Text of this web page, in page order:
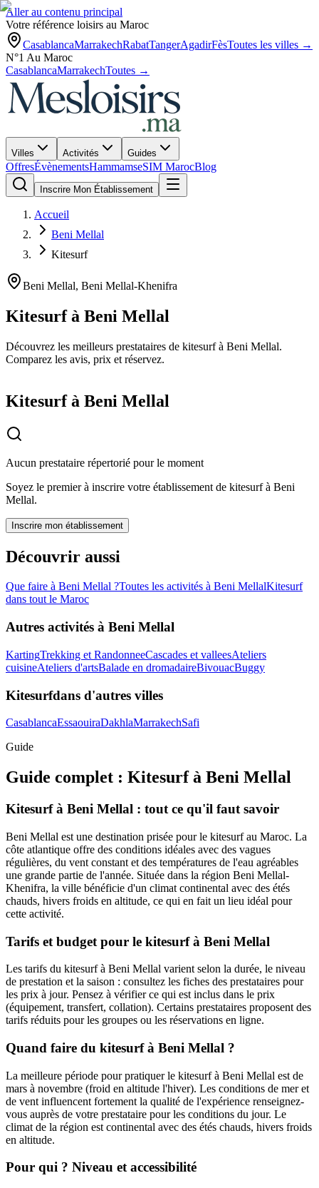
Aller au contenu principal
Votre référence loisirs au Maroc
CasablancaMarrakechRabatTangerAgadirFèsToutes les villes →
N°1 Au Maroc
CasablancaMarrakechToutes →
Villes Activités Guides
OffresÉvènementsHammamseSIM MarocBlog
Inscrire Mon Établissement
Accueil
Beni Mellal
Kitesurf
Beni Mellal, Beni Mellal-Khenifra
Kitesurfà Beni Mellal
Découvrez les meilleurs prestataires de kitesurf à Beni Mellal.
Comparez les avis, prix et réservez.
Kitesurf à Beni Mellal
Aucun prestataire répertorié pour le moment
Soyez le premier à inscrire votre établissement de kitesurfà Beni
Mellal.
Inscrire mon établissement
Découvrir aussi
Que faire à Beni Mellal ?Toutes les activités à Beni MellalKitesurf
dans tout le Maroc
Autres activités à Beni Mellal
KartingTrekking et RandonneeCascades et valleesAteliers
cuisineAteliers d'artsBalade en dromadaireBivouacBuggy
Kitesurfdans d'autres villes
CasablancaEssaouiraDakhlaMarrakechSafi
Guide
Guide complet : Kitesurfà Beni Mellal
Kitesurf à Beni Mellal : tout ce qu'il faut savoir
Beni Mellal est une destination prisée pour le kitesurf au Maroc. La
côte atlantique offre des conditions idéales avec des vagues
régulières, du vent constant et des températures de l'eau agréables
une grande partie de l'année. Située dans la région Beni Mellal-
Khenifra, la ville bénéficie d'un climat continental avec des étés
chauds, hivers froids en altitude, ce qui en fait un lieu idéal pour
cette activité.
Tarifs et budget pour le kitesurf à Beni Mellal
Les tarifs du kitesurf à Beni Mellal varient selon la durée, le niveau
de prestation et la saison : consultez les fiches des prestataires pour
les prix à jour. Pensez à vérifier ce qui est inclus dans le prix
(équipement, transfert, collation). Certains prestataires proposent des
tarifs réduits pour les groupes ou les réservations en ligne.
Quand faire du kitesurf à Beni Mellal ?
La meilleure période pour pratiquer le kitesurf à Beni Mellal est de
mars à novembre (froid en altitude l'hiver). Les conditions de mer et
de vent influencent fortement la qualité de l'expérience renseignez-
vous auprès de votre prestataire pour les conditions du jour. Le
climat de la région est continental avec des étés chauds, hivers froids
en altitude.
Pour qui ? Niveau et accessibilité